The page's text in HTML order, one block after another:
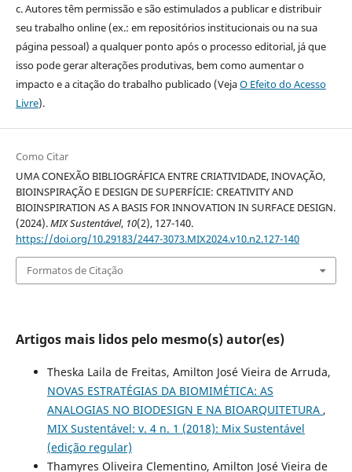
c. Autores têm permissão e são estimulados a publicar e distribuir
seu trabalho online (ex.: em repositórios institucionais ou na sua
página pessoal) a qualquer ponto após o processo editorial, já que
isso pode gerar alterações produtivas, bem como aumentar o
impacto e a citação do trabalho publicado (VejaO Efeito do Acesso
Livre).
Como Citar
UMA CONEXÃO BIBLIOGRÁFICA ENTRE CRIATIVIDADE, INOVAÇÃO,
BIOINSPIRAÇÃO E DESIGN DE SUPERFÍCIE: CREATIVITY AND
BIOINSPIRATION AS A BASIS FOR INNOVATION IN SURFACE DESIGN.
(2024).MIX Sustentável, 10(2), 127-140.
https://doi.org/10.29183/2447-3073.MIX2024.v10.n2.127-140
Formatos de Citação
Artigos mais lidos pelo mesmo(s) autor(es)
Theska Laila de Freitas, Amilton José Vieira de Arruda,
NOVAS ESTRATÉGIAS DA BIOMIMÉTICA: AS
ANALOGIAS NO BIODESIGN E NA BIOARQUITETURA ,
MIX Sustentável: v. 4 n. 1 (2018): Mix Sustentável
(edição regular)
Thamyres Oliveira Clementino, Amilton José Vieira de